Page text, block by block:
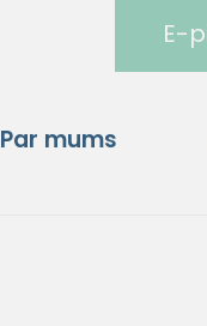
E-
Par mums